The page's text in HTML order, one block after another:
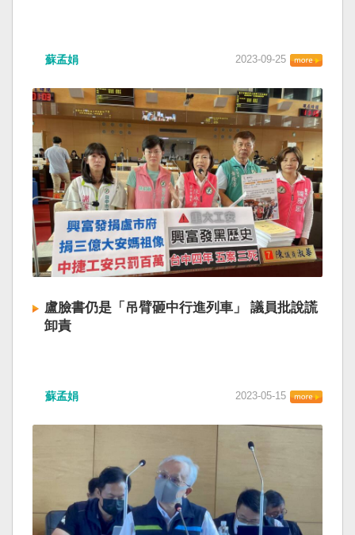
蘇孟娟 2023-09-25
盧臉書仍是「吊臂砸中行進列車」 議員批說謊
卸責
蘇孟娟 2023-05-15